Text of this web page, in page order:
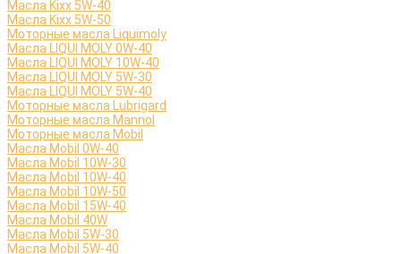
Масла Kixx 5W-40
Масла Kixx 5W-50
Моторные масла Liquimoly
Масла LIQUI MOLY 0W-40
Масла LIQUI MOLY 10W-40
Масла LIQUI MOLY 5W-30
Масла LIQUI MOLY 5W-40
Моторные масла Lubrigard
Моторные масла Mannol
Моторные масла Mobil
Масла Mobil 0W-40
Масла Mobil 10W-30
Масла Mobil 10W-40
Масла Mobil 10W-50
Масла Mobil 15W-40
Масла Mobil 40W
Масла Mobil 5W-30
Масла Mobil 5W-40